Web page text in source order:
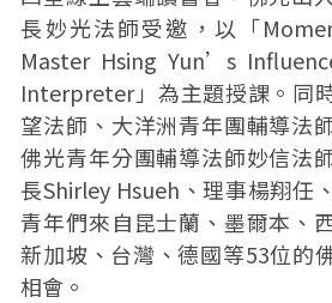
長妙光法師受邀，以「
Master Hsing Yun’s
Interpreter」為主題授課。同
望法師、大洋洲青年團輔導法
佛光青年分團輔導法師妙信法
長Shirley Hsueh、理事楊翔任
青年們來自昆士蘭、墨爾本、
新加坡、台灣、德國等53位的
相會。